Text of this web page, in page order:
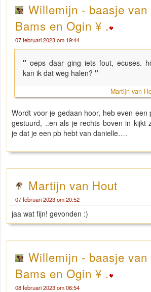
Willemijn - baasje van
Bams en Ogin ¥ .
07 februari 2023 om 19:44
" oeps daar ging iets fout, ecuses.
kan ik dat weg halen? "
Martijn van
Wordt voor je gedaan hoor, heb even een
gestuurd, ..en als je rechts boven in kijkt
je dat je een pb hebt van danielle….
Martijn van Hout
07 februari 2023 om 20:52
jaa wat fijn! gevonden :)
Willemijn - baasje van
Bams en Ogin ¥ .
08 februari 2023 om 06:54